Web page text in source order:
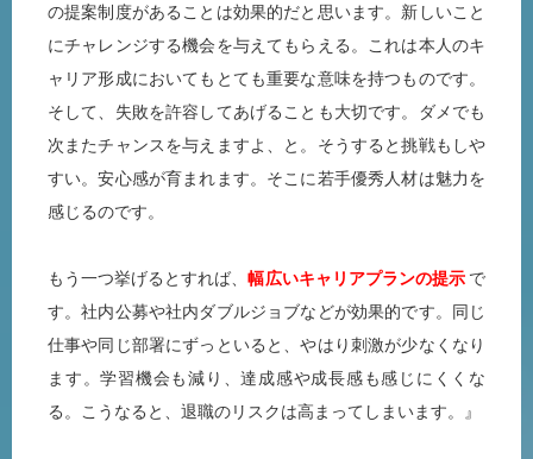
の提案制度があることは効果的だと思います。新しいこと
にチャレンジする機会を与えてもらえる。これは本人のキ
ャリア形成においてもとても重要な意味を持つものです。
そして、失敗を許容してあげることも大切です。ダメでも
次またチャンスを与えますよ、と。そうすると挑戦もしや
すい。安心感が育まれます。そこに若手優秀人材は魅力を
感じるのです。
もう一つ挙げるとすれば、幅広いキャリアプランの提示 で
す。社内公募や社内ダブルジョブなどが効果的です。同じ
仕事や同じ部署にずっといると、やはり刺激が少なくなり
ます。学習機会も減り、達成感や成長感も感じにくくな
る。こうなると、退職のリスクは高まってしまいます。』